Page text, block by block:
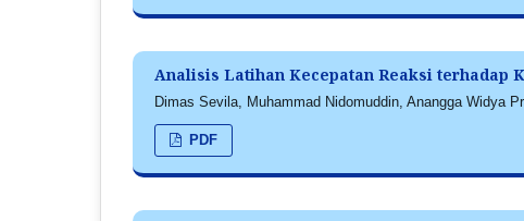
Analisis Latihan Kecepatan Reaksi terhadap
Dimas Sevila, Muhammad Nidomuddin, Anangga Widya
PDF